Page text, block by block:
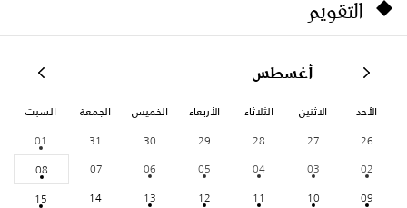
التقويم
أغسطس
الأحد الاثنين الثلاثاء الأربعاء الخميس الجمعة السبت
26
27
28
29
30
31
01
02
03
04
05
06
07
08
09
10
11
12
13
14
15